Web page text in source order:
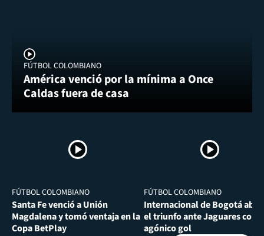
FÚTBOL COLOMBIANO
América venció por la mínima a Once
Caldas fuera de casa
FÚTBOL COLOMBIANO
Santa Fe venció a Unión
Magdalena y tomó ventaja en la
Copa BetPlay
FÚTBOL COLOMBIANO
Internacional de Bogotá
el triunfo ante Jaguares con
agónico gol